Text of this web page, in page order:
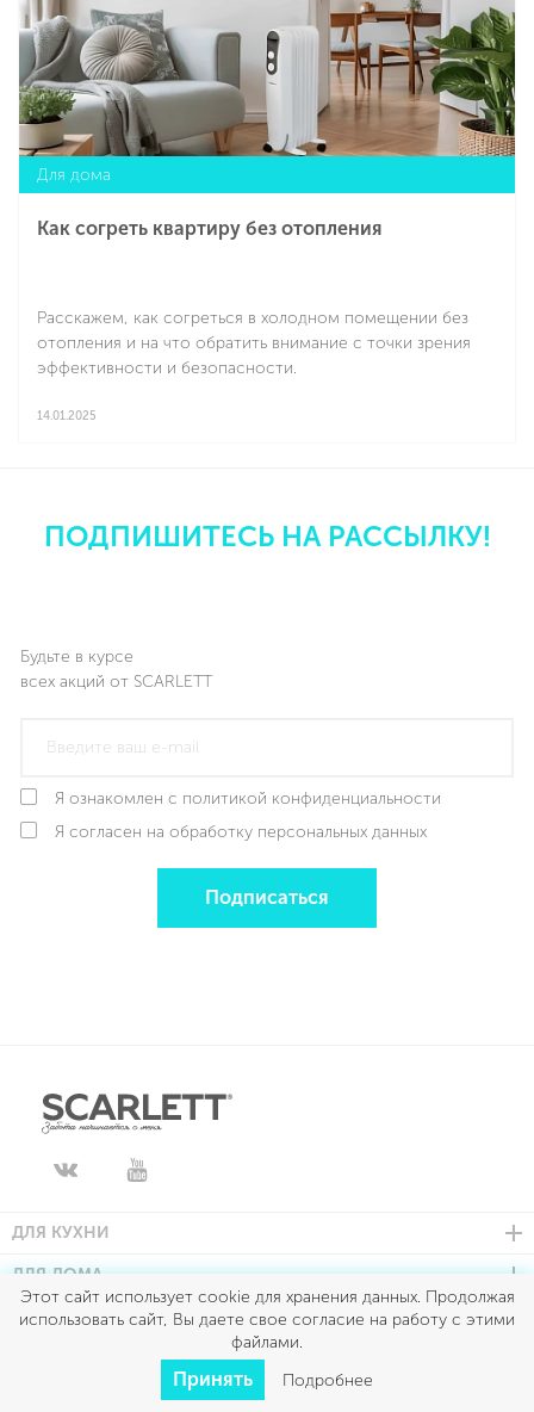
Для дома
Как согреть квартиру без отопления
Расскажем, как согреться в холодном помещении без
отопления и на что обратить внимание с точки зрения
эффективности и безопасности.
14.01.2025
ПОДПИШИТЕСЬ НА РАССЫЛКУ!
Будьте в курсе
всех акций от SCARLETT
Я ознакомлен с политикой конфиденциальности
Я согласен на обработку персональных данных
Подписаться
ДЛЯ КУХНИ
ДЛЯ ДОМА
КРАСОТА И ЗДОРОВЬЕ
Этот сайт использует cookie для хранения данных. Продолжая
использовать сайт, Вы даете свое согласие на работу с этими
файлами.
Принять Подробнее